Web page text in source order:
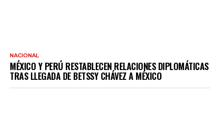
NACIONAL
MÉXICO Y PERÚ RESTABLECEN RELACIONES DIPLOMÁTICAS
TRAS LLEGADA DE BETSSY CHÁVEZ A MÉXICO